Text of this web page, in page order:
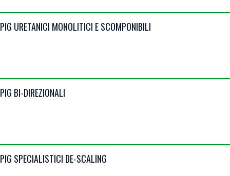
VIEW DETAILS
PIG URETANICI MONOLITICI E SCOMPONIBILI
VIEW DETAILS
PIG BI-DIREZIONALI
VIEW DETAILS
PIG SPECIALISTICI DE-SCALING